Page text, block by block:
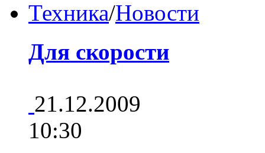
Техника/Новости
Для скорости
21.12.2009
10:30